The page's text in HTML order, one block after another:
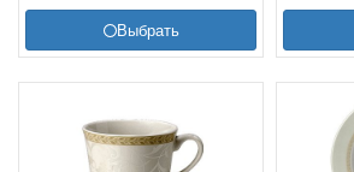
Выбрать